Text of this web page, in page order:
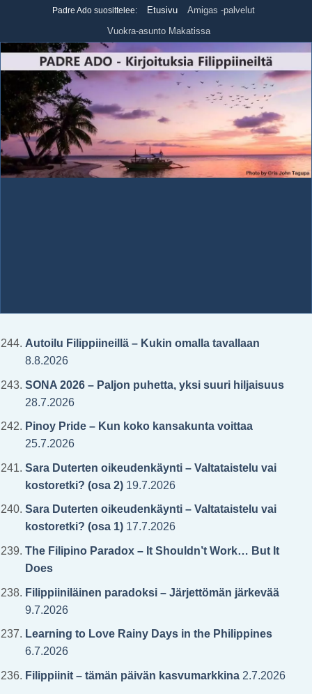
content
Padre Ado suosittelee: Etusivu
Amigas -palvelut
Vuokra-asunto Makatissa
Autoilu Filippiineillä – Kukin omalla tavallaan
8.8.2026
SONA 2026 – Paljon puhetta, yksi suuri hiljaisuus
28.7.2026
Pinoy Pride – Kun koko kansakunta voittaa
25.7.2026
Sara Duterten oikeudenkäynti – Valtataistelu vai
kostoretki? (osa 2)19.7.2026
Sara Duterten oikeudenkäynti – Valtataistelu vai
kostoretki? (osa 1)17.7.2026
The Filipino Paradox – It Shouldn’t Work… But It
Does
Filippiiniläinen paradoksi – Järjettömän järkevää
9.7.2026
Learning to Love Rainy Days in the Philippines
6.7.2026
Filippiinit – tämän päivän kasvumarkkina2.7.2026